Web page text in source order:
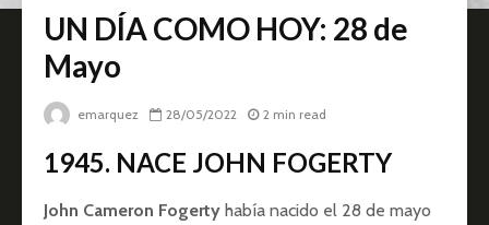
UN DÍA COMO HOY: 28 de
Mayo
emarquez 28/05/2022 2 min read
1945. NACE JOHN FOGERTY
John Cameron Fogerty había nacido el 28 de mayo